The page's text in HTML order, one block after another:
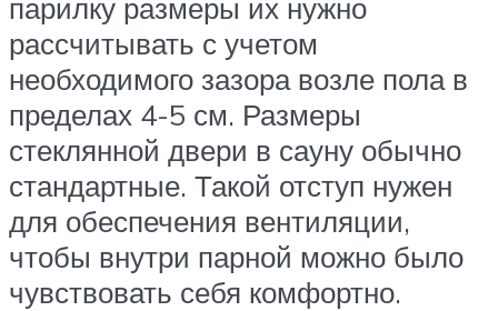
парилку размеры их нужно
рассчитывать с учетом
необходимого зазора возле пола в
пределах 4-5 см. Размеры
стеклянной двери в сауну обычно
стандартные. Такой отступ нужен
для обеспечения вентиляции,
чтобы внутри парной можно было
чувствовать себя комфортно.